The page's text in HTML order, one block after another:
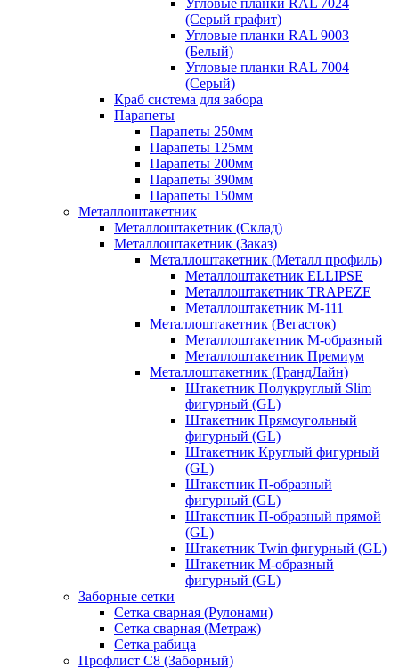
(Серый графит)
Угловые планки RAL 9003
(Белый)
Угловые планки RAL 7004
(Серый)
Краб система для забора
Парапеты
Парапеты 250мм
Парапеты 125мм
Парапеты 200мм
Парапеты 390мм
Парапеты 150мм
Металлоштакетник
Металлоштакетник (Склад)
Металлоштакетник (Заказ)
Металлоштакетник (Металл профиль)
Металлоштакетник ELLIPSE
Металлоштакетник TRAPEZE
Металлоштакетник М-111
Металлоштакетник (Вегасток)
Металлоштакетник М-образный
Металлоштакетник Премиум
Металлоштакетник (ГрандЛайн)
Штакетник Полукруглый Slim
фигурный (GL)
Штакетник Прямоугольный
фигурный (GL)
Штакетник Круглый фигурный
(GL)
Штакетник П-образный
фигурный (GL)
Штакетник П-образный прямой
(GL)
Штакетник Twin фигурный (GL)
Штакетник М-образный
фигурный (GL)
Заборные сетки
Сетка сварная (Рулонами)
Сетка сварная (Метраж)
Сетка рабица
Профлист С8 (Заборный)